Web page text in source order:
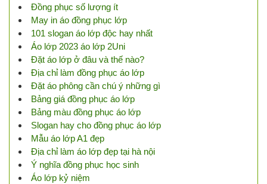
Đồng phục số lượng ít
May in áo đồng phục lớp
101 slogan áo lớp độc hay nhất
Áo lớp 2023 áo lớp 2Uni
Đặt áo lớp ở đâu và thế nào?
Địa chỉ làm đồng phục áo lớp
Đặt áo phông cần chú ý những gì
Bảng giá đồng phục áo lớp
Bảng màu đồng phục áo lớp
Slogan hay cho đồng phục áo lớp
Mẫu áo lớp A1 đẹp
Địa chỉ làm áo lớp đẹp tại hà nội
Ý nghĩa đồng phục học sinh
Áo lớp kỷ niệm